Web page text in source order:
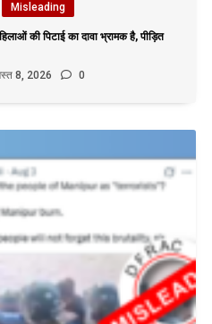
Misleading
की पिटाई का दावा भ्रामक है, पीड़ित
8, 2026 0